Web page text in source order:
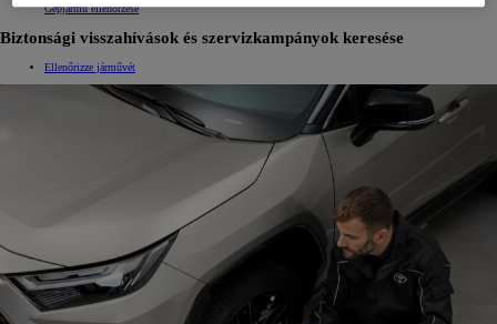
Gépjármű ellenőrzése
Biztonsági visszahívások és szervizkampányok keresése
Ellenőrizze járművét